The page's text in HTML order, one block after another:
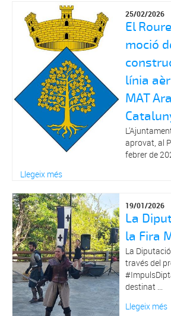
25/02/2026
El
moció
línia
MAT
aprovat, al
febrer de
Llegeix més
19/01/2026
La
la Fira
La
través del
destinat ...
Llegeix més